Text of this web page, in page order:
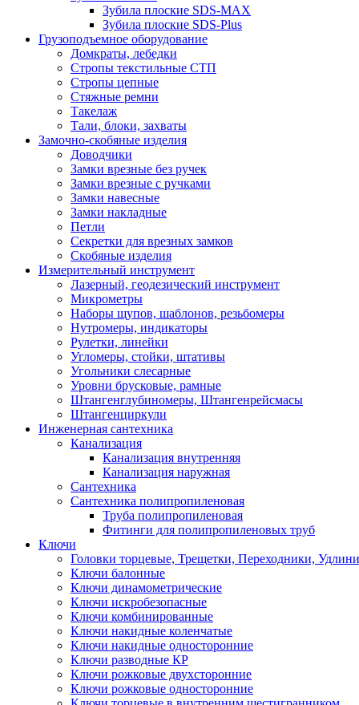
Зубила плоские SDS-MAX
Зубила плоские SDS-Plus
Грузоподъемное оборудование
Домкраты, лебедки
Стропы текстильные СТП
Стропы цепные
Стяжные ремни
Такелаж
Тали, блоки, захваты
Замочно-скобяные изделия
Доводчики
Замки врезные без ручек
Замки врезные с ручками
Замки навесные
Замки накладные
Петли
Секретки для врезных замков
Скобяные изделия
Измерительный инструмент
Лазерный, геодезический инструмент
Микрометры
Наборы щупов, шаблонов, резьбомеры
Нутромеры, индикаторы
Рулетки, линейки
Угломеры, стойки, штативы
Угольники слесарные
Уровни брусковые, рамные
Штангенглубиномеры, Штангенрейсмасы
Штангенциркули
Инженерная сантехника
Канализация
Канализация внутренняя
Канализация наружная
Сантехника
Сантехника полипропиленовая
Труба полипропиленовая
Фитинги для полипропиленовых труб
Ключи
Головки торцевые, Трещетки, Переходники,
Ключи балонные
Ключи динамометрические
Ключи искробезопасные
Ключи комбинированные
Ключи накидные коленчатые
Ключи накидные односторонние
Ключи разводные КР
Ключи рожковые двухсторонние
Ключи рожковые односторонние